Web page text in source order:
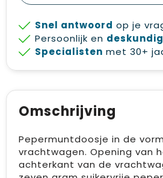
Snel antwoord op je
Persoonlijk en
Specialisten met 30+
Omschrijving
Pepermuntdoosje in de
vrachtwagen. Opening van
achterkant van de